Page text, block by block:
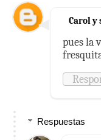
Carol y
pues la
Respuestas